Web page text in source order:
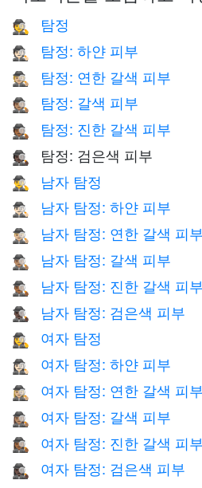
🕵️ 탐정
🕵🏻 탐정: 하얀 피부
🕵🏼 탐정: 연한 갈색 피부
🕵🏽 탐정: 갈색 피부
🕵🏾 탐정: 진한 갈색 피부
🕵🏿 탐정: 검은색 피부
🕵️‍♂️ 남자 탐정
🕵🏻‍♂️ 남자 탐정: 하얀 피부
🕵🏼‍♂️ 남자 탐정: 연한 갈색 피부
🕵🏽‍♂️ 남자 탐정: 갈색 피부
🕵🏾‍♂️ 남자 탐정: 진한 갈색 피부
🕵🏿‍♂️ 남자 탐정: 검은색 피부
🕵️‍♀️ 여자 탐정
🕵🏻‍♀️ 여자 탐정: 하얀 피부
🕵🏼‍♀️ 여자 탐정: 연한 갈색 피부
🕵🏽‍♀️ 여자 탐정: 갈색 피부
🕵🏾‍♀️ 여자 탐정: 진한 갈색 피부
🕵🏿‍♀️ 여자 탐정: 검은색 피부